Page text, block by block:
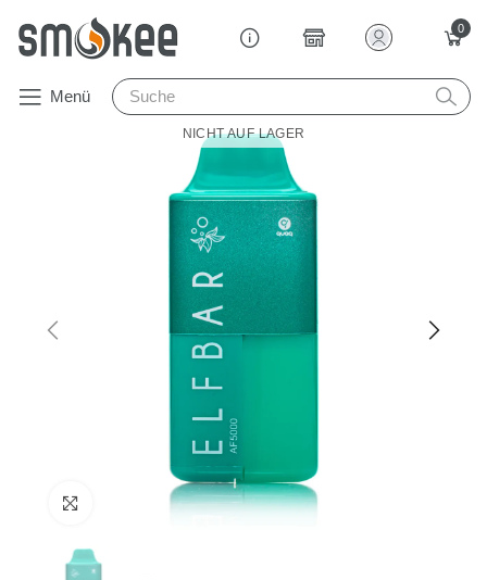
0
Menü
NICHT AUF LAGER
Zum Vergrössern anklicken